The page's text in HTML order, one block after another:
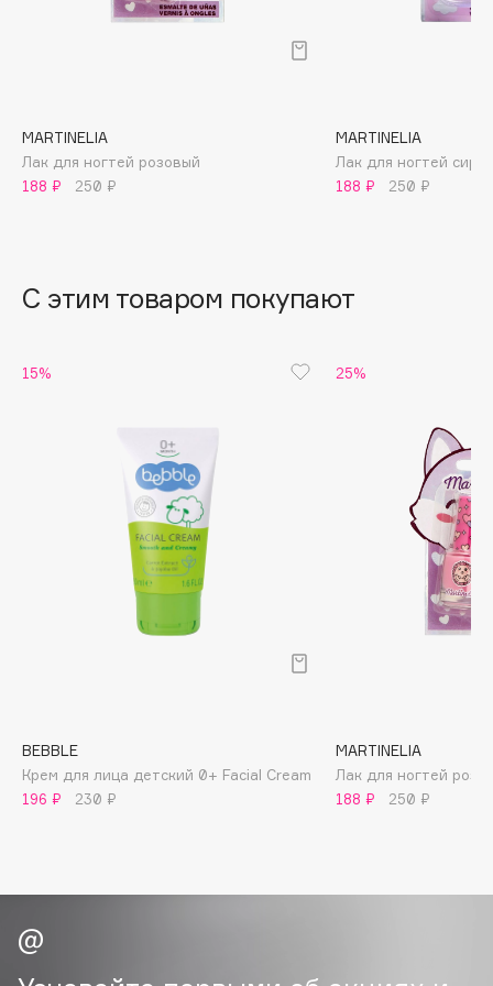
Banderas
Basicare
Beautyblades
НОВИНКА
Bebble
BORK
Brunello Cucinelli
Bvlgari
Byredo
MARTINELIA
Лак для ногтей розовый
188 ₽
250 ₽
MARTINELIA
Лак для ногтей
188 ₽
250 ₽
С этим товаром покупают
15%
BEBBLE
Крем для лица детский 0+ Facial Cream
196 ₽
230 ₽
25%
MARTINELIA
Лак для ногтей
188 ₽
250 ₽